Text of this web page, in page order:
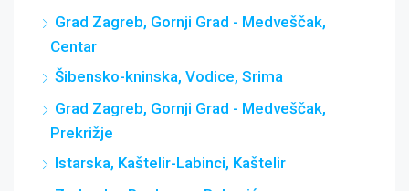
Grad Zagreb, Gornji Grad - Medveščak,
Centar
Šibensko-kninska, Vodice, Srima
Grad Zagreb, Gornji Grad - Medveščak,
Prekrižje
Istarska, Kaštelir-Labinci, Kaštelir